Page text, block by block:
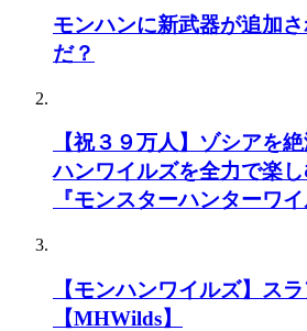
モンハンに新武器が追加
だ？
【祝３９万人】ゾシアを
ハンワイルズを全力で楽
『モンスターハンターワイ
【モンハンワイルズ】ス
【MHWilds】